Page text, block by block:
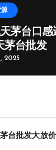
源
茅台口
茅台批发
2025
台批发大放